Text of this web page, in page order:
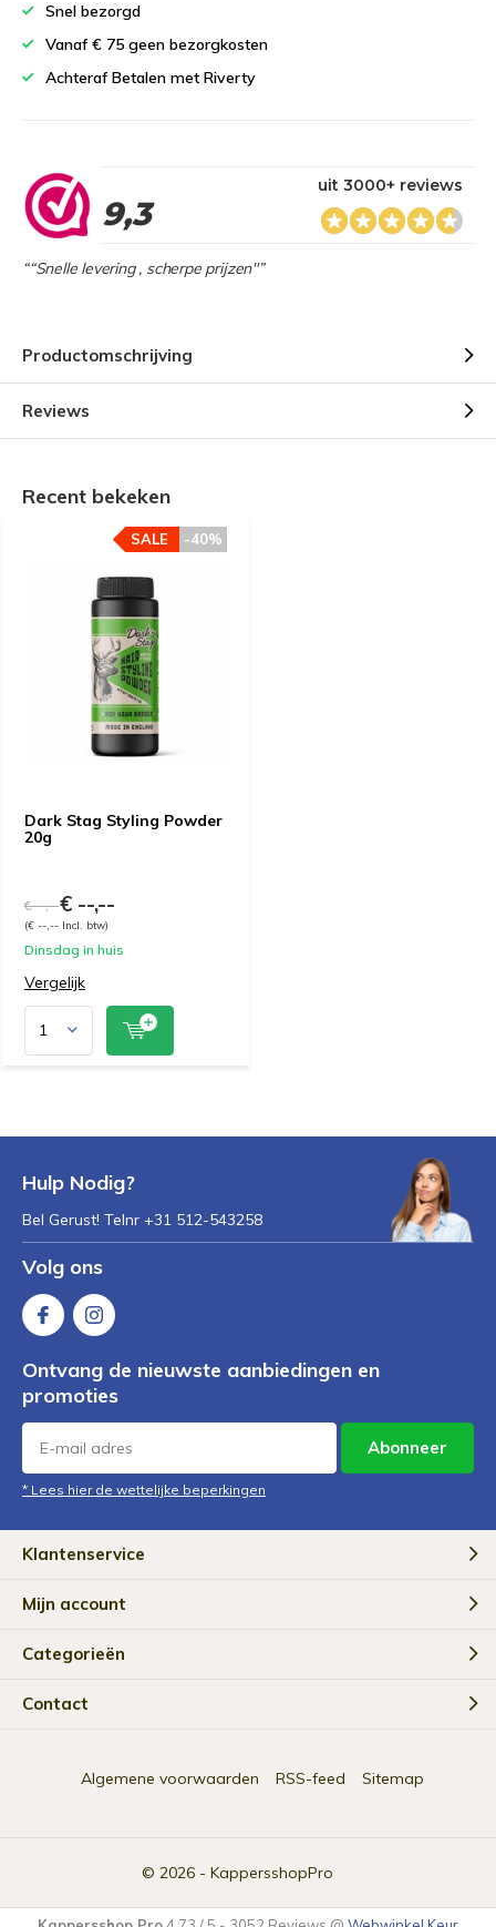
Snel bezorgd
Vanaf € 75 geen bezorgkosten
Achteraf Betalen met Riverty
9,3
uit 3000+ reviews
““Snelle levering , scherpe prijzen"”
Productomschrijving
Reviews
Recent bekeken
Dark Stag Styling Powder
20g
-40%
SALE
€ --,--€ --,--
(€ --,-- Incl. btw)
Dinsdag in huis
Vergelijk
Hulp Nodig?
Bel Gerust! Telnr +31 512-543258
Volg ons
Ontvang de nieuwste aanbiedingen en
promoties
Abonneer
* Lees hier de wettelijke beperkingen
Klantenservice
Mijn account
Categorieën
Contact
© 2026 - KappersshopPro
Algemene voorwaarden RSS-feed Sitemap